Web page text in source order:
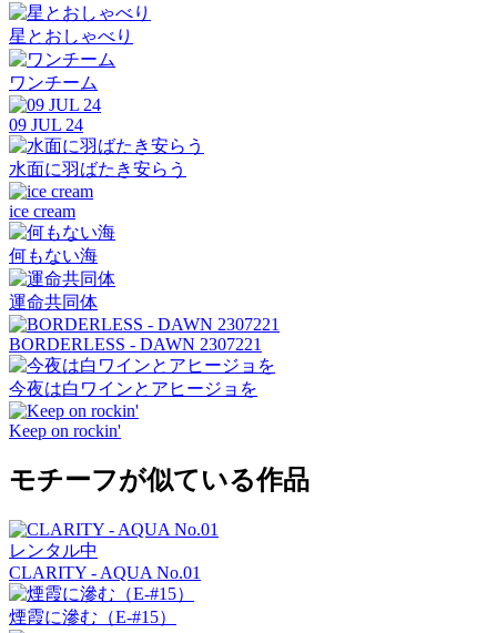
星とおしゃべり
ワンチーム
09 JUL 24
水面に羽ばたき安らう
ice cream
何もない海
運命共同体
BORDERLESS - DAWN 2307221
今夜は白ワインとアヒージョを
Keep on rockin'
モチーフが似ている作品
レンタル中
CLARITY - AQUA No.01
煙霞に滲む（E-#15）